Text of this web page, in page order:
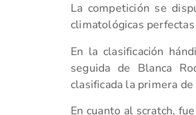
La competición se
climatológicas
En la clasificación
seguida de Blanca
clasificada la primera
En cuanto al scratch,